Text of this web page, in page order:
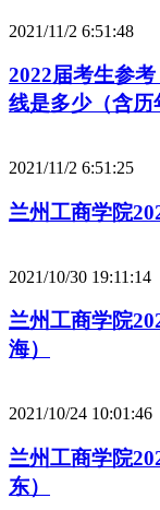
2021/11/2 6:51:48
2022届考生参
线是多少（含历
2021/11/2 6:51:25
兰州工商学院
2021/10/30 19:11:14
兰州工商学院
海）
2021/10/24 10:01:46
兰州工商学院
东）